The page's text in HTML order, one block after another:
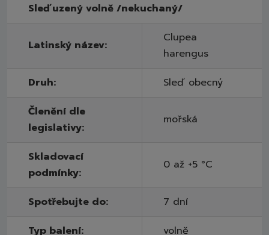
Sleď uzený volně /nekuchaný/
Latinský název:
Clupea
harengus
Druh:
Sleď obecný
Členění dle
legislativy:
mořská
Skladovací
podmínky:
0 až +5 °C
Spotřebujte do:
7 dní
Typ balení:
volně